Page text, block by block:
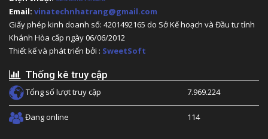
Email: vinatechnhatrang@gmail.com
Giấy phép kinh doanh số: 4201492165 do Sở Kế hoạch và Đầu tư tỉnh
Khánh Hòa cấp ngày 06/06/2012
Thiết kế và phát triển bởi : SweetSoft
Thống kê truy cập
Tổng số lượt truy cập 7.969.224
Đang online 114